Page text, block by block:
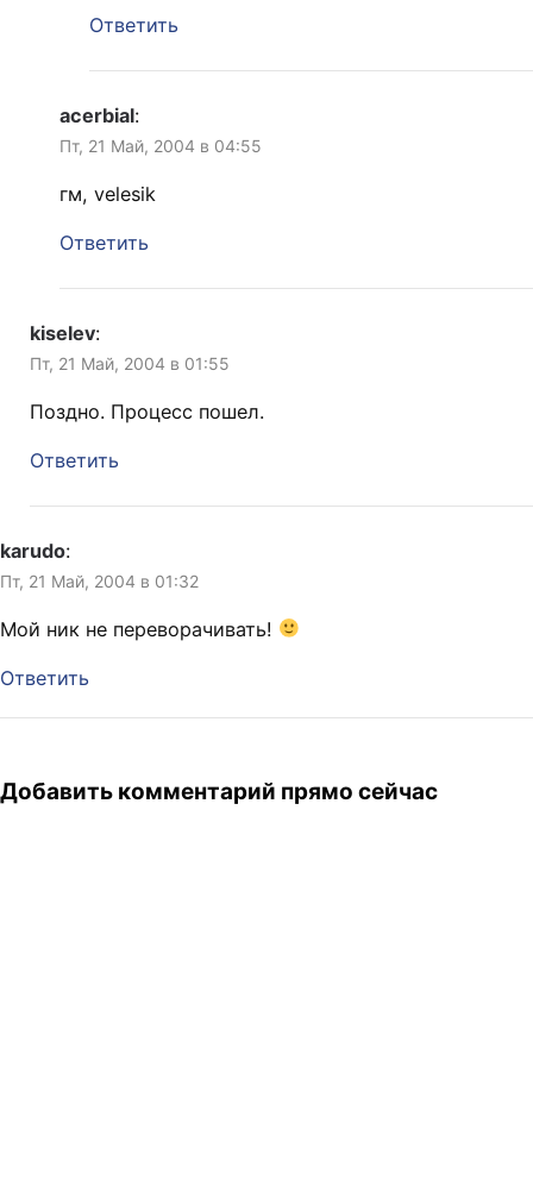
Ответить
acerbial:
Пт, 21 Май, 2004 в 04:55
гм, velesik
Ответить
kiselev:
Пт, 21 Май, 2004 в 01:55
Поздно. Процесс пошел.
Ответить
karudo:
Пт, 21 Май, 2004 в 01:32
Мой ник не переворачивать!
Ответить
Добавить комментарий прямо сейчас